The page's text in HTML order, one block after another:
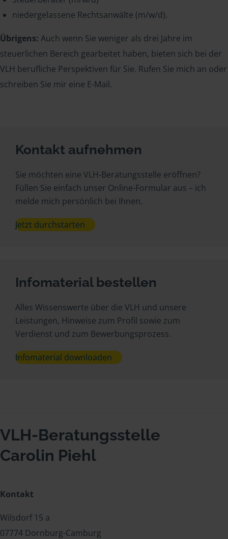
niedergelassene Rechtsanwälte (m/w/d).
Übrigens: Auch wenn Sie weniger als drei Jahre im
steuerlichen Bereich gearbeitet haben, bieten sich bei der
VLH berufliche Perspektiven für Sie. Rufen Sie mich an oder
schreiben Sie mir eine E-Mail.
Kontakt aufnehmen
Sie möchten eine VLH-Beratungsstelle eröffnen?
Füllen Sie einfach unser Online-Formular aus – ich
melde mich persönlich bei Ihnen.
Jetzt durchstarten
Infomaterial bestellen
Alles Wissenswerte über die VLH und unsere
Leistungen, Hinweise zum Profil sowie zum
Verdienst und zum Bewerbungsprozess.
Infomaterial downloaden
VLH-Beratungsstelle
Carolin Piehl
Kontakt
Wilsdorf 15 a
07774 Dornburg-Camburg